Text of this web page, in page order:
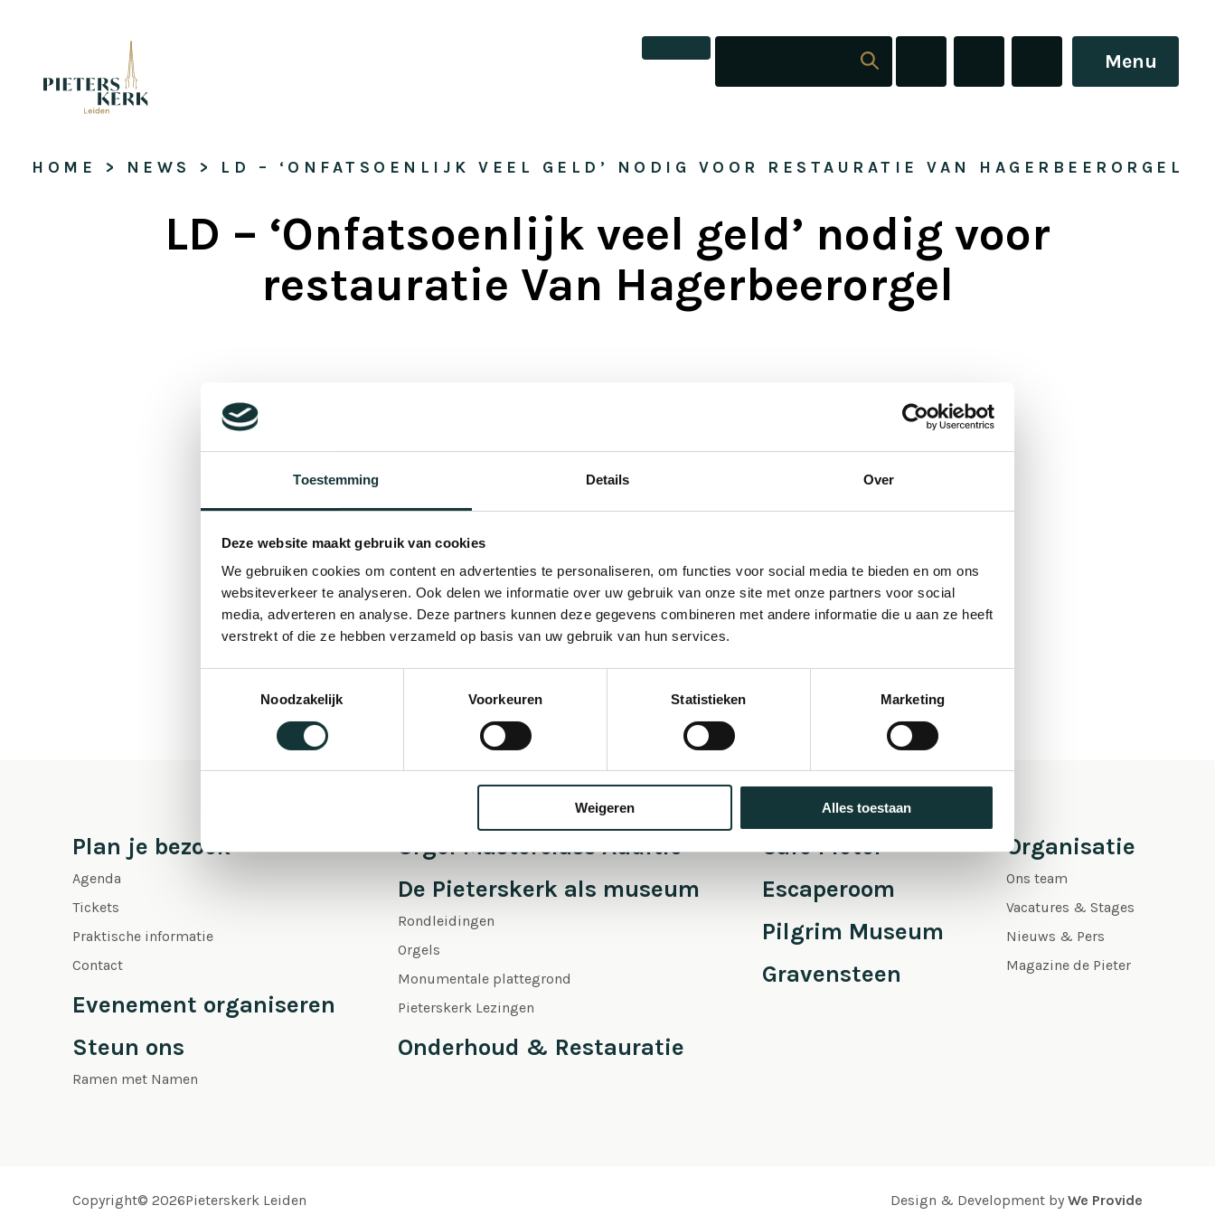
Toestemming Details Over
Deze website maakt gebruik van cookies
We gebruiken cookies om content en advertenties te personaliseren, om functies voor social media te bieden en om ons
websiteverkeer te analyseren. Ook delen we informatie over uw gebruik van onze site met onze partners voor social
media, adverteren en analyse. Deze partners kunnen deze gegevens combineren met andere informatie die u aan ze heeft
verstrekt of die ze hebben verzameld op basis van uw gebruik van hun services.
Noodzakelijk
Voorkeuren Statistieken Marketing
Weigeren Alles toestaan
Menu
HOME > NEWS > LD – ‘ONFATSOENLIJK VEEL GELD’ NODIG VOOR RESTAURATIE VAN HAGERBEERORGEL
LD – ‘Onfatsoenlijk veel geld’ nodig voor
restauratie Van Hagerbeerorgel
Bekijk alle blogberichten
Plan je bezoek
Agenda
Tickets
Praktische informatie
Contact
Evenement organiseren
Steun ons
Ramen met Namen
Orgel Masterclass Auditie
De Pieterskerk als museum
Rondleidingen
Orgels
Monumentale plattegrond
Pieterskerk Lezingen
Onderhoud & Restauratie
Café Pieter
Escaperoom
Pilgrim Museum
Gravensteen
Organisatie
Ons team
Vacatures & Stages
Nieuws & Pers
Magazine de Pieter
Copyright© 2026Pieterskerk Leiden Design & Development by We Provide